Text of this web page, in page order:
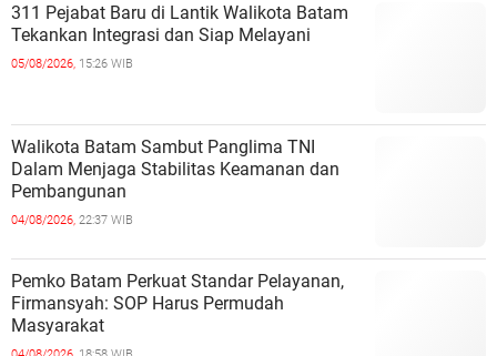
311 Pejabat Baru di Lantik Walikota Batam
Tekankan Integrasi dan Siap Melayani
05/08/2026, 15:26 WIB
Walikota Batam Sambut Panglima TNI
Dalam Menjaga Stabilitas Keamanan dan
Pembangunan
04/08/2026, 22:37 WIB
Pemko Batam Perkuat Standar Pelayanan,
Firmansyah: SOP Harus Permudah
Masyarakat